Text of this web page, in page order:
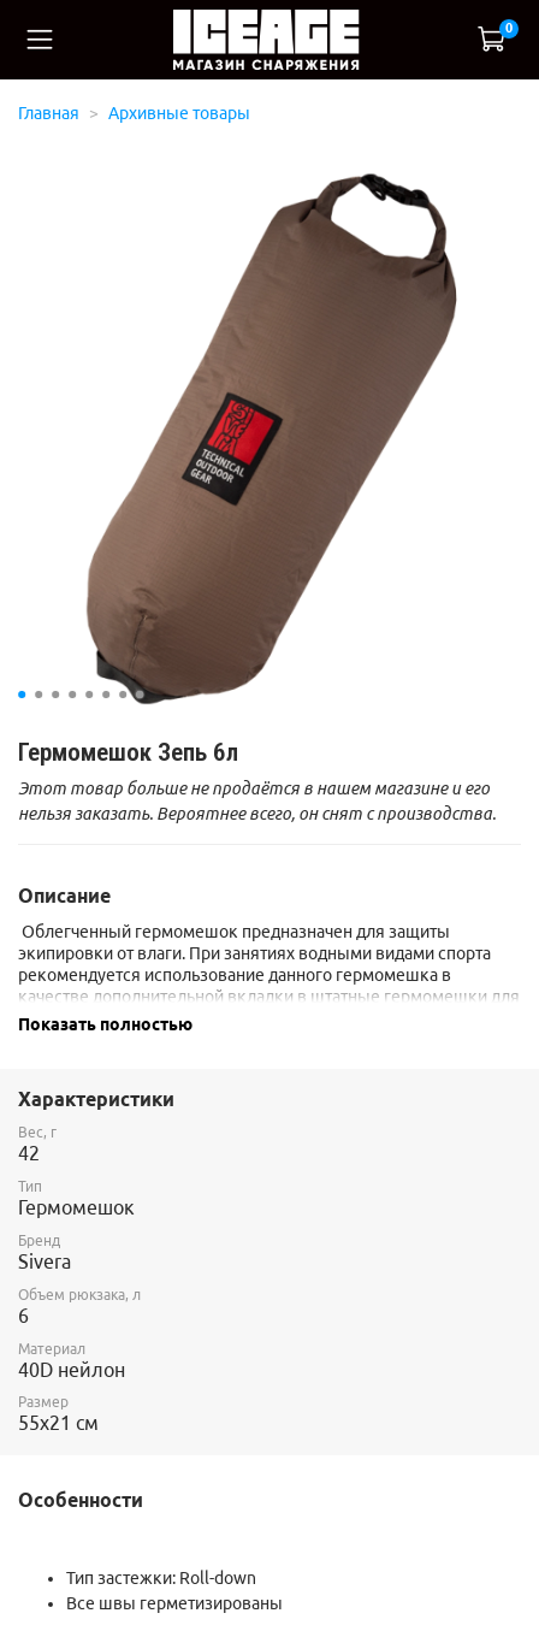
0
Главная Архивные товары
Гермомешок Зепь 6л
Этот товар больше не продаётся в нашем магазине и его
нельзя заказать. Вероятнее всего, он снят с производства.
Описание
Облегченный гермомешок предназначен для защиты
экипировки от влаги. При занятиях водными видами спорта
рекомендуется использование данного гермомешка в
качестве дополнительной вкладки в штатные гермомешки для
защиты наиболее важных вещей. Отличается чрезвычайно
внешнее силиконовое покрытие для обеспечения высокого
уровня водонепроницаемости.
Показать полностью
Характеристики
Вес, г
42
Тип
Гермомешок
Бренд
Sivera
Объем рюкзака, л
6
Материал
40D нейлон
Размер
55х21 см
Особенности
Тип застежки: Roll-down
Все швы герметизированы